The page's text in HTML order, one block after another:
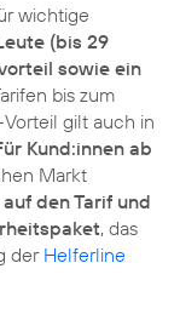
wichtige
(bis 29
sowie ein
bis zum
Vorteil gilt auch in
Kund:innen ab
Markt
den Tarif und
, das
der Helferline